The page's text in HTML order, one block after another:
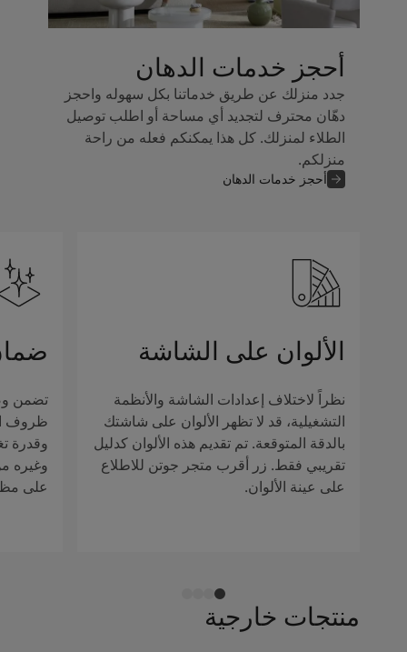
أحجز خدمات الدهان
جدد منزلك عن طريق خدماتنا بكل سهوله واحجز
دهّان محترف لتجديد أي مساحة أو اطلب توصيل
الطلاء لمنزلك. كل هذا يمكنكم فعله من راحة
منزلكم.
أحجز خدمات الدهان
الألوان على الشاشة
نظراً لاختلاف إعدادات الشاشة والأنظمة
التشغيلية، قد لا تظهر الألوان على شاشتك
بالدقة المتوقعة. تم تقديم هذه الألوان كدليل
تقريبي فقط. زر أقرب متجر جوتن للاطلاع
على عينة الألوان.
تضمن
ظروف
وقدرة
وغيره
على
منتجات خارجية